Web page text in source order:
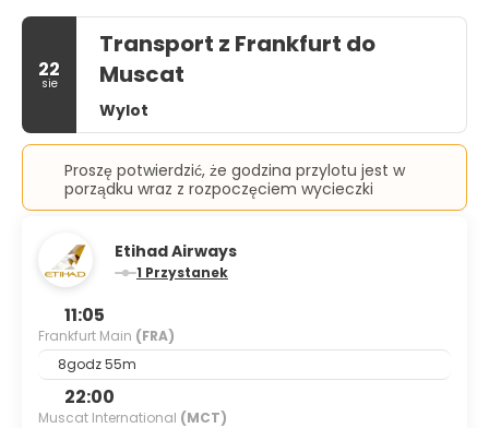
22
sie
Transport z Frankfurt do
Muscat
Wylot
Proszę potwierdzić, że godzina przylotu jest w
porządku wraz z rozpoczęciem wycieczki
Etihad Airways
1 Przystanek
11:05
Frankfurt Main (FRA)
8godz 55m
22:00
Muscat International (MCT)